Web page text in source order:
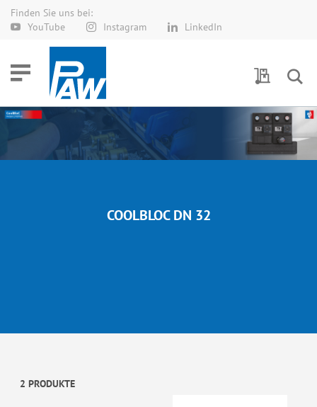
Finden Sie uns bei:
YouTube
Instagram LinkedIn
Direkt
Meine
COOLBLOC DN 32
2 PRODUKTE